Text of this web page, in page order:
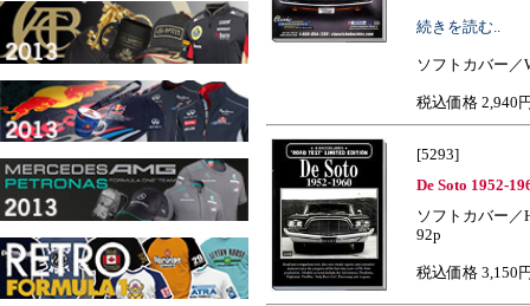
続きを読む..
ソフトカバー／
税込価格 2,940
[5293]
De Soto 1952-
ソフトカバー／
92p
税込価格 3,150